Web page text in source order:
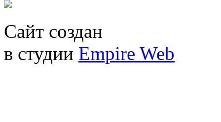
Сайт создан
в студии Empire Web